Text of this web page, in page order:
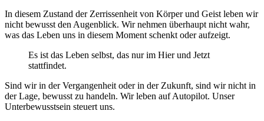
In diesem Zustand der Zerrissenheit von Körper und Geist leben wir
nicht bewusst den Augenblick. Wir nehmen überhaupt nicht wahr,
was das Leben uns in diesem Moment schenkt oder aufzeigt.
Es ist das Leben selbst, das nur im Hier und Jetzt
stattfindet.
Sind wir in der Vergangenheit oder in der Zukunft, sind wir nicht in
der Lage, bewusst zu handeln. Wir leben auf Autopilot. Unser
Unterbewusstsein steuert uns.